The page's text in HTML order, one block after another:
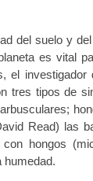
del suelo y
es vital
el
tres tipos de
Read) las
hongos
humedad.